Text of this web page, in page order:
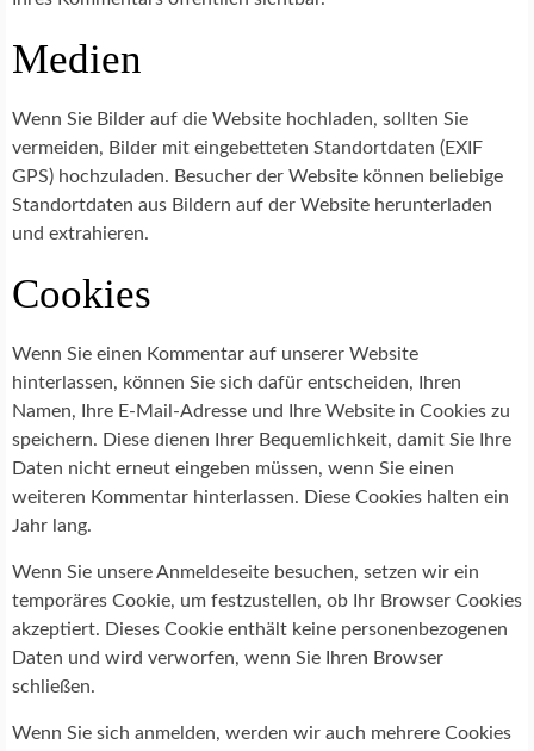
Medien
Wenn Sie Bilder auf die Website hochladen, sollten Sie
vermeiden, Bilder mit eingebetteten Standortdaten (EXIF
GPS) hochzuladen. Besucher der Website können beliebige
Standortdaten aus Bildern auf der Website herunterladen
und extrahieren.
Cookies
Wenn Sie einen Kommentar auf unserer Website
hinterlassen, können Sie sich dafür entscheiden, Ihren
Namen, Ihre E-Mail-Adresse und Ihre Website in Cookies zu
speichern. Diese dienen Ihrer Bequemlichkeit, damit Sie Ihre
Daten nicht erneut eingeben müssen, wenn Sie einen
weiteren Kommentar hinterlassen. Diese Cookies halten ein
Jahr lang.
Wenn Sie unsere Anmeldeseite besuchen, setzen wir ein
temporäres Cookie, um festzustellen, ob Ihr Browser Cookies
akzeptiert. Dieses Cookie enthält keine personenbezogenen
Daten und wird verworfen, wenn Sie Ihren Browser
schließen.
Wenn Sie sich anmelden, werden wir auch mehrere Cookies